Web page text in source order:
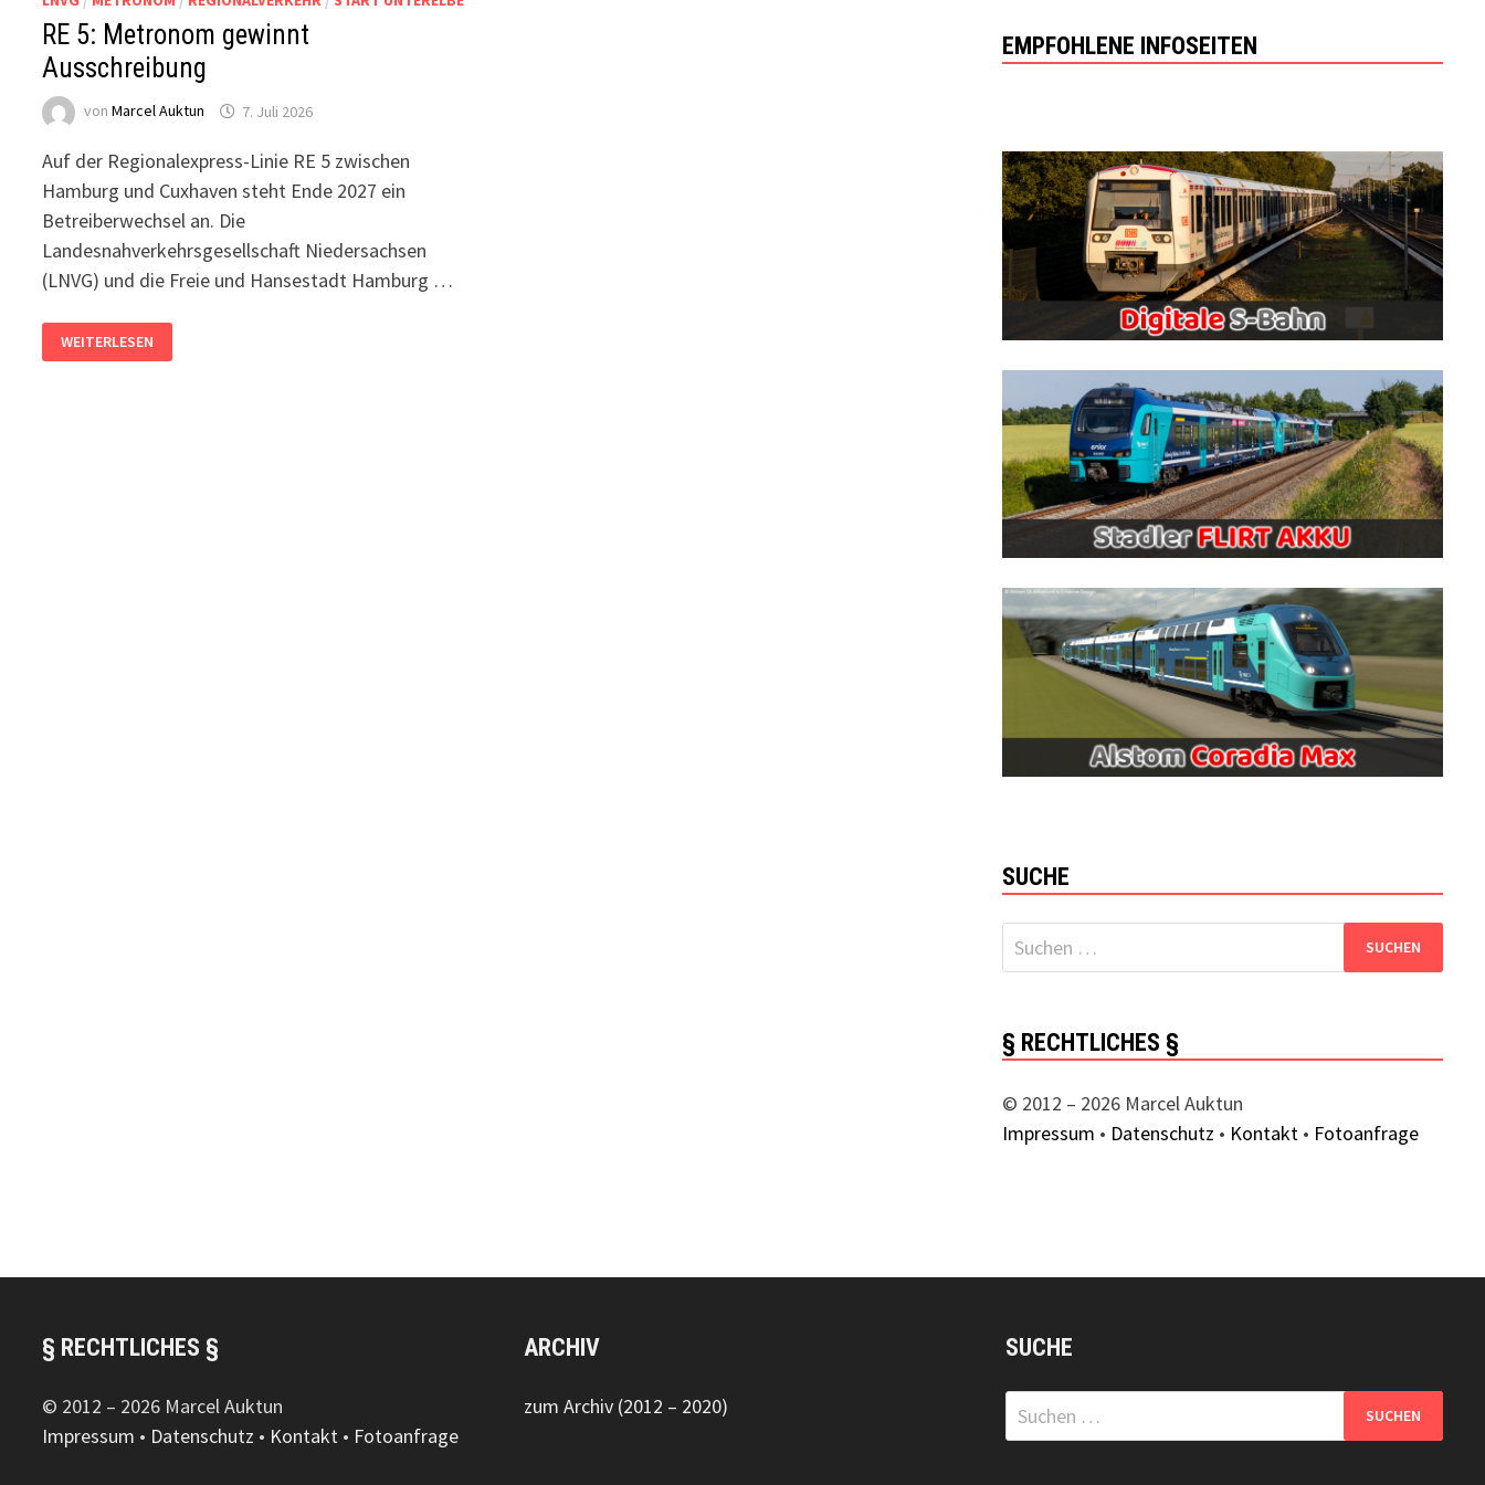
RE 5: Metronom gewinnt
Ausschreibung
vonMarcel Auktun 7. Juli 2026
Auf der Regionalexpress-Linie RE 5 zwischen
Hamburg und Cuxhaven steht Ende 2027 ein
Betreiberwechsel an. Die
Landesnahverkehrsgesellschaft Niedersachsen
(LNVG) und die Freie und Hansestadt Hamburg …
5:
METRONOM
WEITERLESEN
EMPFOHLENE INFOSEITEN
SUCHE
Suchen
nach:
§ RECHTLICHES §
© 2012 – 2026 Marcel Auktun
Impressum • Datenschutz • Kontakt • Fotoanfrage
§ RECHTLICHES §
© 2012 – 2026 Marcel Auktun
Impressum • Datenschutz • Kontakt • Fotoanfrage
ARCHIV
zum Archiv (2012 – 2020)
SUCHE
Suchen
nach: